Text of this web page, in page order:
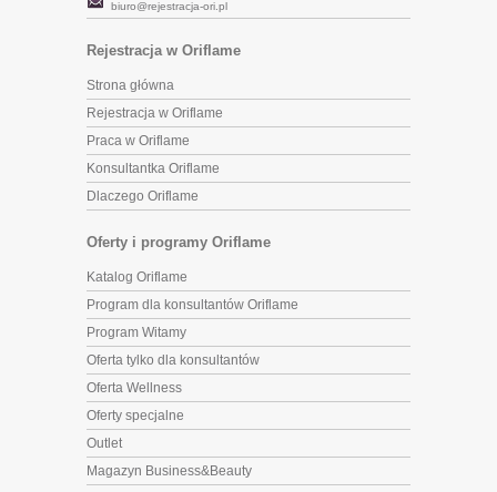
biuro@rejestracja-ori.pl
Rejestracja w Oriflame
Strona główna
Rejestracja w Oriflame
Praca w Oriflame
Konsultantka Oriflame
Dlaczego Oriflame
Oferty i programy Oriflame
Katalog Oriflame
Program dla konsultantów Oriflame
Program Witamy
Oferta tylko dla konsultantów
Oferta Wellness
Oferty specjalne
Outlet
Magazyn Business&Beauty